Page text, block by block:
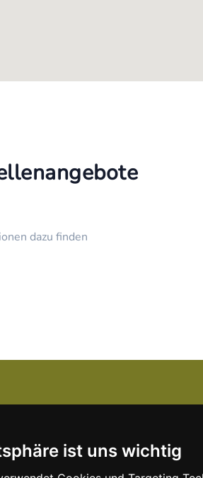
ist uns wichtig
dazu finden
/
Kanzlei-Job Blog
Unser Team